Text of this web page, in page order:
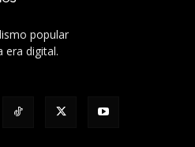
popular
era digital.